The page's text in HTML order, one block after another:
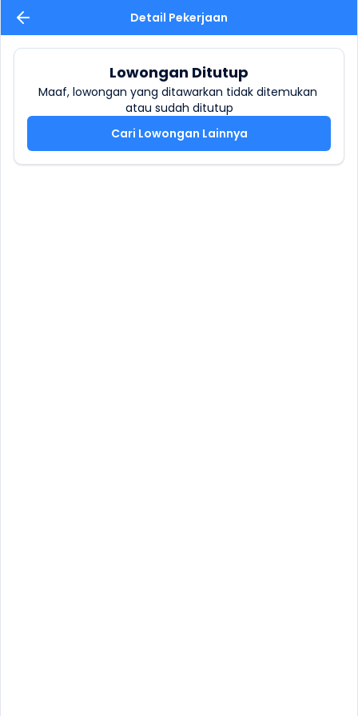
Detail Pekerjaan
Lowongan Ditutup
Maaf, lowongan yang ditawarkan tidak ditemukan
atau sudah ditutup
Cari Lowongan Lainnya